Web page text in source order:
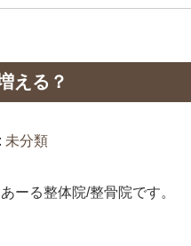
える？
未分類
ーる整体院/整骨院です。